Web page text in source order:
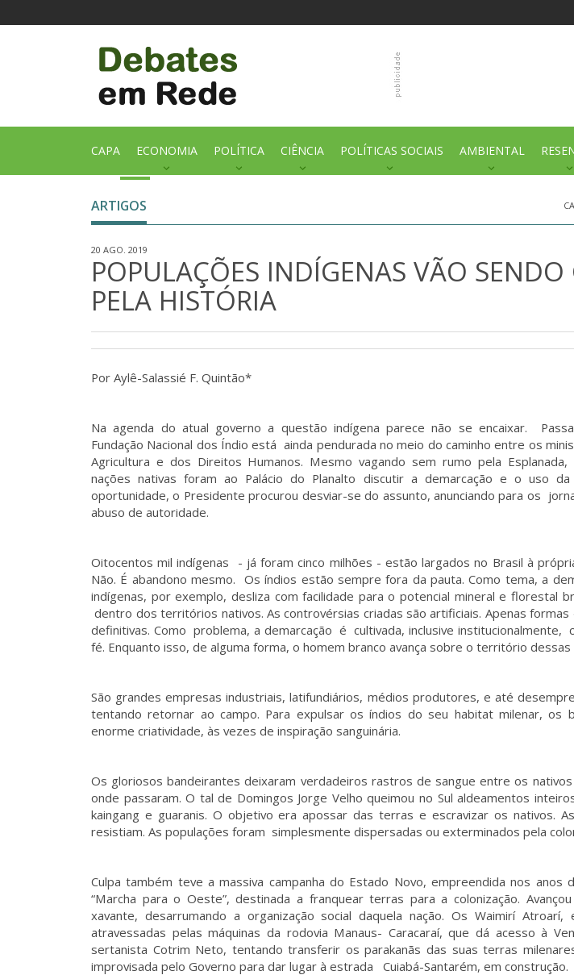
CAPA ECONOMIA POLÍTICA CIÊNCIA POLÍTICAS SOCIAIS AMBIENTAL
ARTIGOS
20 AGO. 2019
POPULAÇÕES INDÍGENAS VÃO SENDO
PELA HISTÓRIA
Por Aylê-Salassié F. Quintão*
Na agenda do atual governo a questão indígena parece não se encaixar.
Fundação Nacional dos Índio está ainda pendurada no meio do caminho entre os
Agricultura e dos Direitos Humanos. Mesmo vagando sem rumo pela Esplanada,
nações nativas foram ao Palácio do Planalto discutir a demarcação e o uso
oportunidade, o Presidente procurou desviar-se do assunto, anunciando para os
abuso de autoridade.
Oitocentos mil indígenas - já foram cinco milhões - estão largados no Brasil à
Não. É abandono mesmo. Os índios estão sempre fora da pauta. Como tema, a
indígenas, por exemplo, desliza com facilidade para o potencial mineral e florestal
dentro dos territórios nativos. As controvérsias criadas são artificiais. Apenas
definitivas. Como problema, a demarcação é cultivada, inclusive institucionalmente,
fé. Enquanto isso, de alguma forma, o homem branco avança sobre o território dessas
São grandes empresas industriais, latifundiários, médios produtores, e até
tentando retornar ao campo. Para expulsar os índios do seu habitat milenar, os
enorme criatividade, às vezes de inspiração sanguinária.
Os gloriosos bandeirantes deixaram verdadeiros rastros de sangue entre os
onde passaram. O tal de Domingos Jorge Velho queimou no Sul aldeamentos
kaingang e guaranis. O objetivo era apossar das terras e escravizar os nativos.
resistiam. As populações foram simplesmente dispersadas ou exterminados pela
Culpa também teve a massiva campanha do Estado Novo, empreendida nos anos
“Marcha para o Oeste”, destinada a franquear terras para a colonização.
xavante, desarrumando a organização social daquela nação. Os Waimirí Atroarí,
atravessadas pelas máquinas da rodovia Manaus- Caracaraí, que dá acesso à
sertanista Cotrim Neto, tentando transferir os parakanãs das suas terras
improvisada pelo Governo para dar lugar à estrada Cuiabá-Santarém, em construção.